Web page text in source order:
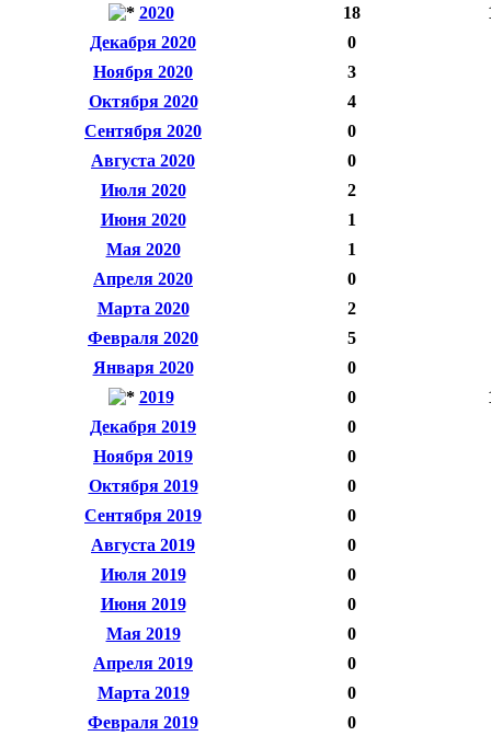
2020 18
Декабря 2020
0
Ноября 2020
3
Октября 2020
4
Сентября 2020
0
Августа 2020
0
Июля 2020
2
Июня 2020
1
Мая 2020
1
Апреля 2020
0
Марта 2020
2
Февраля 2020
5
Января 2020
0
2019
0
Декабря 2019
0
Ноября 2019
0
Октября 2019
0
Сентября 2019
0
Августа 2019
0
Июля 2019
0
Июня 2019
0
Мая 2019
0
Апреля 2019
0
Марта 2019
0
Февраля 2019
0